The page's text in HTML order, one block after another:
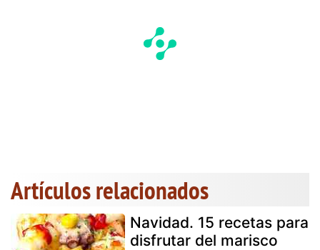
Artículos relacionados
Navidad. 15 recetas para
disfrutar del marisco